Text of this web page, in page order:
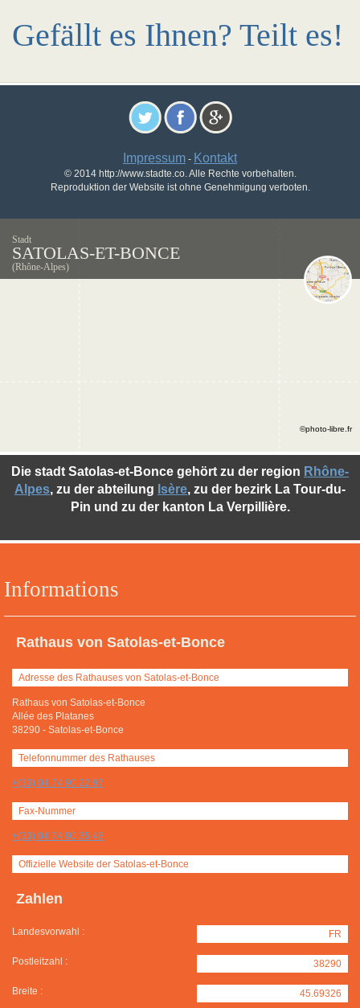
Gefällt es Ihnen? Teilt es!
Impressum - Kontakt
© 2014 http://www.stadte.co. Alle Rechte vorbehalten.
Reproduktion der Website ist ohne Genehmigung verboten.
Stadt
SATOLAS-ET-BONCE
(Rhône-Alpes)
Informations
Rathaus von Satolas-et-Bonce
Adresse des Rathauses von Satolas-et-Bonce
Rathaus von Satolas-et-Bonce
Allée des Platanes
38290 - Satolas-et-Bonce
Telefonnummer des Rathauses
+(33) 04 74 90 22 97
Fax-Nummer
+(33) 04 74 90 35 48
Offizielle Website der Satolas-et-Bonce
Zahlen
Landesvorwahl : FR
Postleitzahl : 38290
Breite : 45.69326
Die stadt Satolas-et-Bonce gehört zu der region Rhône-
Alpes, zu der abteilung Isère, zu der bezirk La Tour-du-
Pin und zu der kanton La Verpillière.
©photo-libre.fr